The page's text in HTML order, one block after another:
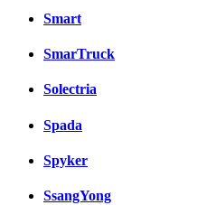
Smart
SmarTruck
Solectria
Spada
Spyker
SsangYong